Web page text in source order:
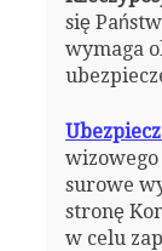
się
wymaga
wizowego
surowe
stronę
w celu